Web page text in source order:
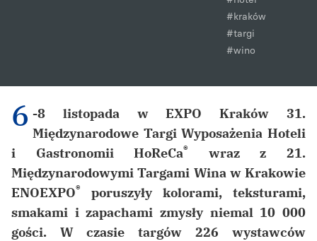
#kraków
#targi
#wino
6 -8 listopada w EXPO Kraków 31.
Międzynarodowe Targi Wyposażenia Hoteli
i Gastronomii HoReCa®
wraz z 21.
Międzynarodowymi Targami Wina w Krakowie
ENOEXPO®
poruszyły kolorami, teksturami,
smakami i zapachami zmysły niemal 10 000
gości. W czasie targów 226 wystawców